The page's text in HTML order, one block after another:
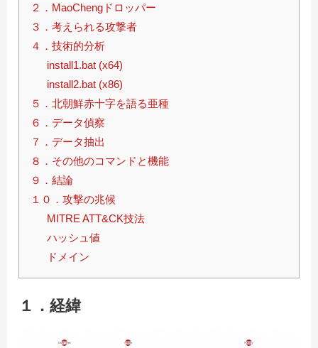
２．MaoChengドロッパー
３．考えられる攻撃者
４．技術的分析
install1.bat (x64)
install2.bat (x86)
５．北朝鮮赤十字を語る亜種
６．データ偵察
７．データ抽出
８．その他のコマンドと機能
９．結論
１０．攻撃の兆候
MITRE ATT&CK技法
ハッシュ値
ドメイン
１．経緯